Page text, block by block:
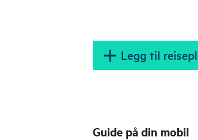
Legg til
Guide på din mobil